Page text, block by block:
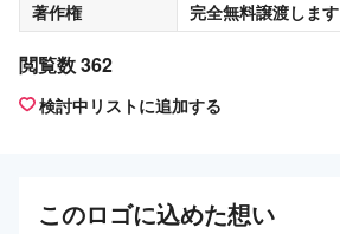
著作権
完全無料譲渡します
閲覧数 362
検討中リストに追加する
このロゴに込めた想い